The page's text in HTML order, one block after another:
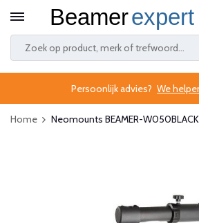
Persoonlijk advies? We
Home Neomounts BEAMER-